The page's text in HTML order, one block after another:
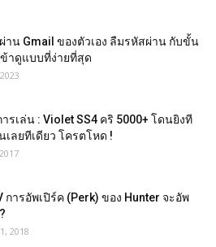
าน Gmail ของตัวเอง ลืมรหัสผ่าน กับขั้น
าดูแบบที่ง่ายที่สุด
รเล่น : Violet SS4 คริ 5000+ โดนยิงที
ลยทีเดียว โครตโหด !
การอัพเปิร์ค (Perk) ของ Hunter จะอัพ
2018